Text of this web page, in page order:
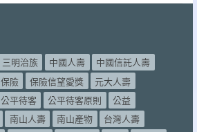
三明治族 中國人壽
中國信託人壽
保險 保險信望愛獎
元大人壽
公平待客 公平待客原則
公益
南山人壽 南山產物
台灣人壽